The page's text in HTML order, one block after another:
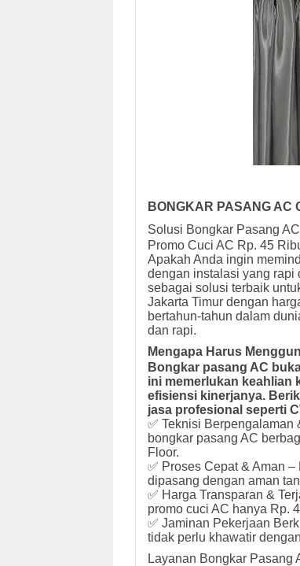
BONGKAR PASANG AC
Solusi Bongkar Pasang
Promo Cuci AC Rp. 45
Apakah Anda ingin
dengan instalasi yang rapi
sebagai solusi terbaik
Jakarta Timur dengan
bertahun-tahun dalam
dan rapi.
Mengapa Harus
Bongkar pasang AC
ini memerlukan keahlian
efisiensi kinerjanya.
jasa profesional seperti
✅ Teknisi
bongkar pasang AC
Floor.
✅ Proses Cepat & Aman
dipasang dengan aman
✅ Harga Transparan &
promo cuci AC hanya Rp.
✅ Jaminan Pekerjaan
tidak perlu khawatir
Layanan Bongkar Pasang